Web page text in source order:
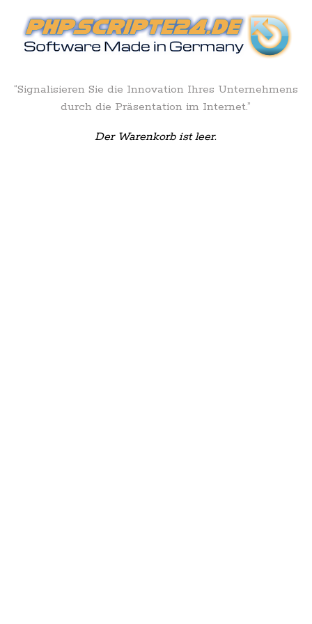
“Signalisieren Sie die Innovation Ihres Unternehmens
durch die Präsentation im Internet.”
Der Warenkorb ist leer.